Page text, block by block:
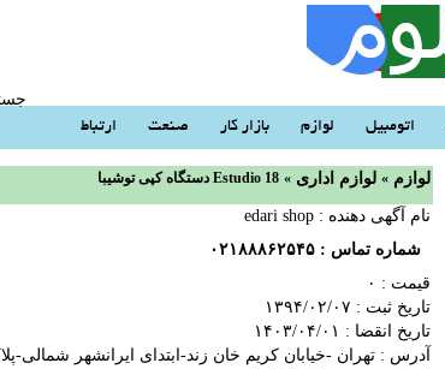
اتومبیل لوازم بازار کار صنعت ارتباط
لوازم « لوازم اداری « دستگاه کپی توشیبا Estudio 18
نام آگهی دهنده : edari shop
شماره تماس : ۰۲۱۸۸۸۶۲۵۴۵
قیمت : ۰
تاریخ ثبت : ۱۳۹۴/۰۲/۰۷‬
تاریخ انقضا : ۱۴۰۳/۰۴/۰۱‬
آدرس : تهران -خیابان کریم خان زند-ابتدای ایرانشهر شمالی-پلاک